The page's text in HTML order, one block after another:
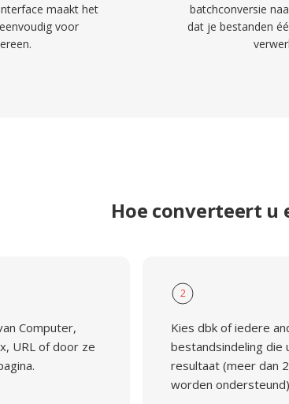
maakt het
voor
batchconversie
dat je bestanden
Hoe converteert u
Computer,
URL of door ze
2
Kies dbk of iedere
bestandsindeling die
resultaat (meer dan
worden ondersteund)